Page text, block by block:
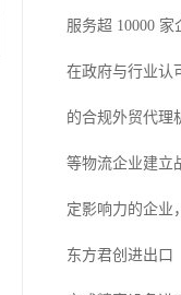
服务超 10000
在政府与行业认
的合规外贸代理
等物流企业建立
定影响力的企业
东方君创进出口